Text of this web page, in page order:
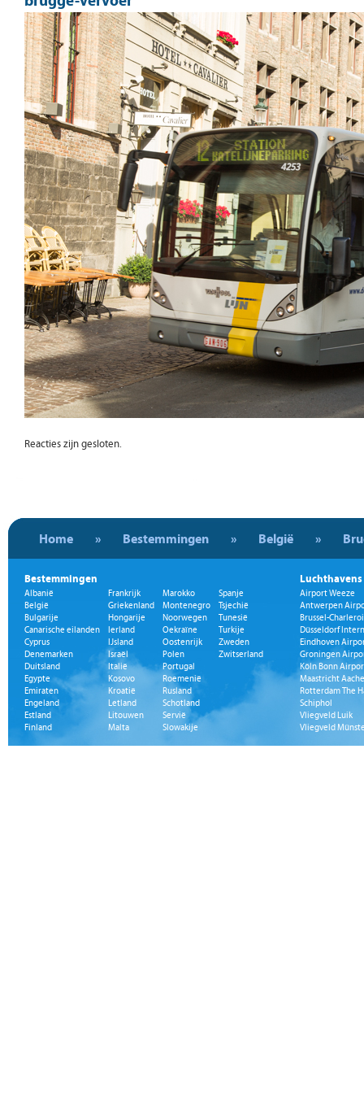
Reacties zijn gesloten.
Home » Bestemmingen » België »
Bestemmingen
Albanië
België
Bulgarije
Canarische eilanden
Cyprus
Denemarken
Duitsland
Egypte
Emiraten
Engeland
Estland
Finland
Frankrijk
Griekenland
Hongarije
Ierland
IJsland
Israël
Italië
Kosovo
Kroatië
Letland
Litouwen
Malta
Marokko
Montenegro
Noorwegen
Oekraïne
Oostenrijk
Polen
Portugal
Roemenië
Rusland
Schotland
Servië
Slowakije
Spanje
Tsjechië
Tunesië
Turkije
Zweden
Zwitserland
Luchthavens
Airport Weeze
Antwerpen
Brussel-
Düsseldorf
Eindhoven
Groningen
Köln Bonn
Maastricht
Rotterdam The
Schiphol
Vliegveld Luik
Vliegveld